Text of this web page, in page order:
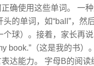
确使用这些单词。 一
的单词，如“ball”，然
球）。接着，家长再
book.”（这是我的书
达能力。 字母B的阅